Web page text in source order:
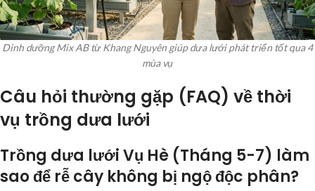
Dinh dưỡng Mix AB từ Khang Nguyên giúp dưa lưới phát triển tốt qua 4
mùa vụ
Câu hỏi thường gặp (FAQ) về thời
vụ trồng dưa lưới
Trồng dưa lưới Vụ Hè (Tháng 5-7) làm
sao để rễ cây không bị ngộ độc phân?